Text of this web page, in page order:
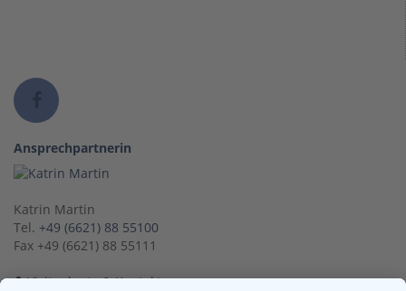
Ansprechpartnerin
Katrin Martin
Tel. +49 (6621) 88 55100
Fax +49 (6621) 88 55111
Visitenkarte & Kontakt